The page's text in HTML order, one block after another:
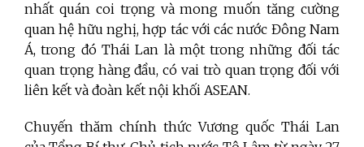
nhất quán coi trọng và mong muốn tăng cường
quan hệ hữu nghị, hợp tác với các nước Đông Nam
Á, trong đó Thái Lan là một trong những đối tác
quan trọng hàng đầu, có vai trò quan trọng đối với
liên kết và đoàn kết nội khối ASEAN.
Chuyến thăm chính thức Vương quốc Thái Lan